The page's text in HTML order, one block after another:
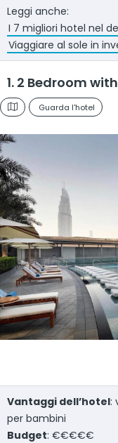
Leggi anche:
I 7 migliori hotel nel
Viaggiare al sole in
1. 2 Bedroom
Guarda l'hotel
Vantaggi dell’hotel:
per bambini
Budget: €€€€€